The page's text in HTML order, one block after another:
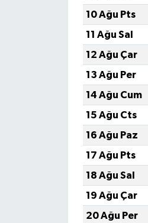
10 Ağu Pts
11 Ağu Sal
12 Ağu Çar
13 Ağu Per
14 Ağu Cum
15 Ağu Cts
16 Ağu Paz
17 Ağu Pts
18 Ağu Sal
19 Ağu Çar
20 Ağu Per